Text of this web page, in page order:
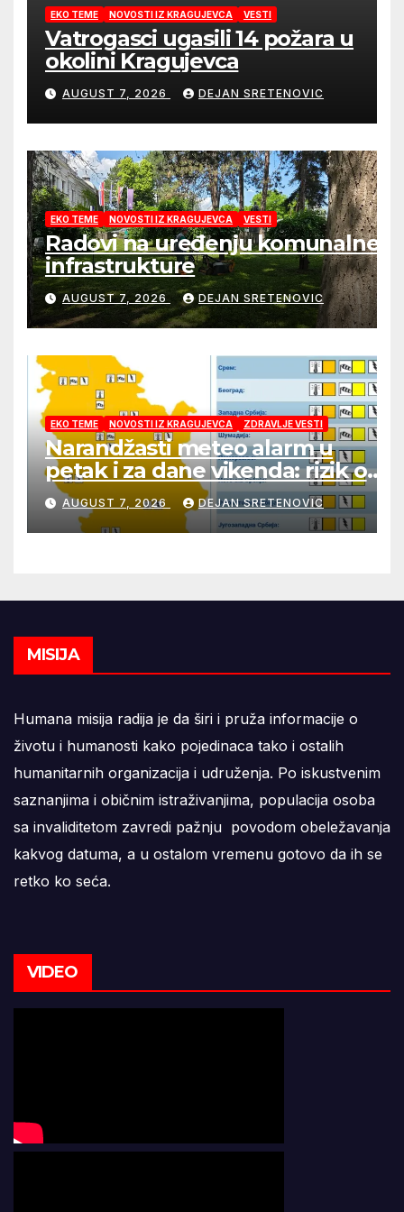
EKO TEME NOVOSTI IZ KRAGUJEVCA VESTI
Vatrogasci ugasili 14 požara u
okolini Kragujevca
AUGUST 7, 2026 DEJAN SRETENOVIC
EKO TEME NOVOSTI IZ KRAGUJEVCA VESTI
Radovi na uređenju komunalne
infrastrukture
AUGUST 7, 2026 DEJAN SRETENOVIC
EKO TEME NOVOSTI IZ KRAGUJEVCA ZDRAVLJE VESTI
Narandžasti meteo alarm u
petak i za dane vikenda: rizik od
nastanka i širenja požara na
otvorenom i dalje veoma visok
AUGUST 7, 2026 DEJAN SRETENOVIC
MISIJA
Humana misija radija je da širi i pruža informacije o
životu i humanosti kako pojedinaca tako i ostalih
humanitarnih organizacija i udruženja. Po iskustvenim
saznanjima i običnim istraživanjima, populacija osoba
sa invaliditetom zavredi pažnju povodom obeležavanja
kakvog datuma, a u ostalom vremenu gotovo da ih se
retko ko seća.
VIDEO